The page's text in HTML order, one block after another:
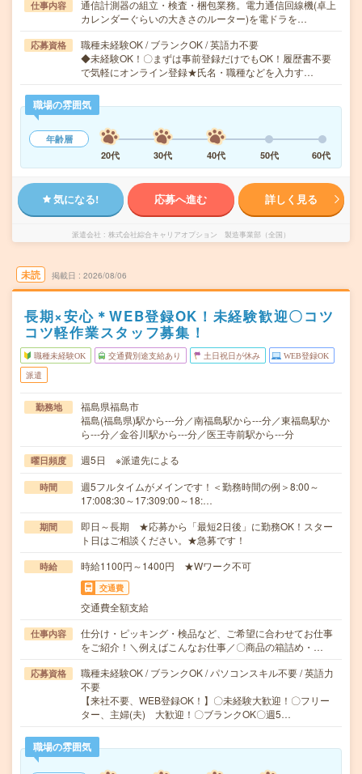
仕事内容
通信計測器の組立・検査・梱包業務。電力通信回線機(卓上
カレンダーぐらいの大きさのルーター)を電ドラを…
応募資格
職種未経験OK / ブランクOK / 英語力不要
◆未経験OK！〇まずは事前登録だけでもOK！履歴書不要
で気軽にオンライン登録★氏名・職種などを入力す…
職場の雰囲気
年齢層
20代
30代 40代 50代 60代
気になる! 応募へ進む 詳しく見る
派遣会社 株式会社綜合キャリアオプション 製造事業部（全国）
未読 掲載日 2026/08/06
長期×安心＊WEB登録OK！未経験歓迎〇コツ
コツ軽作業スタッフ募集！
職種未経験OK 交通費別途支給あり 土日祝日が休み WEB登録OK
派遣
勤務地
福島県福島市
福島(福島県)駅から---分／南福島駅から---分／東福島駅か
ら---分／金谷川駅から---分／医王寺前駅から---分
曜日頻度 週5日 ※派遣先による
時間
週5フルタイムがメインです！＜勤務時間の例＞8:00～
17:008:30～17:309:00～18:…
期間
即日～長期 ★応募から「最短2日後」に勤務OK！スター
ト日はご相談ください。★急募です！
時給 時給1100円～1400円 ★Wワーク不可
交通費
交通費全額支給
仕事内容
仕分け・ピッキング・検品など、ご希望に合わせてお仕事
をご紹介！＼例えばこんなお仕事／〇商品の箱詰め・…
応募資格
職種未経験OK / ブランクOK / パソコンスキル不要 / 英語力
不要
【来社不要、WEB登録OK！】〇未経験大歓迎！〇フリー
ター、主婦(夫) 大歓迎！〇ブランクOK〇週5…
職場の雰囲気